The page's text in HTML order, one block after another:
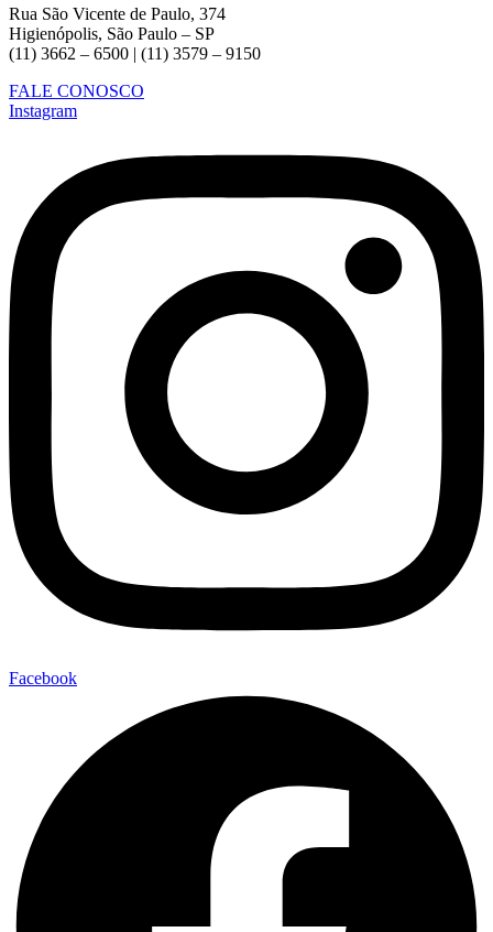
Rua São Vicente de Paulo, 374
Higienópolis, São Paulo – SP
(11) 3662 – 6500 | (11) 3579 – 9150
FALE CONOSCO
Instagram
Facebook